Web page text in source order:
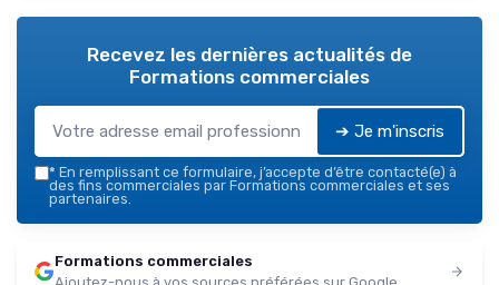
Recevez les dernières actualités de
Formations commerciales
➔ Je m'inscris
* En remplissant ce formulaire, j’accepte d’être contacté(e) à
des fins commerciales par Formations commerciales et ses
partenaires.
Formations commerciales